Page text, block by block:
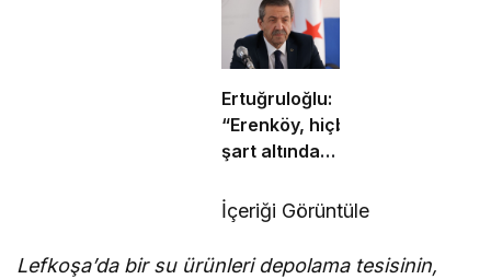
Ertuğruloğlu:
“Erenköy, hiçbir
şart altında
etmeyeceğimizin
İçeriği Görüntüle
Lefkoşa’da bir su ürünleri depolama tesisinin,